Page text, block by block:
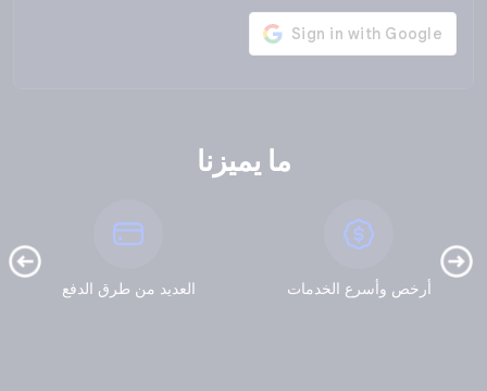
ما يميزنا
أرخص وأسرع الخدمات العديد من طرق الدفع